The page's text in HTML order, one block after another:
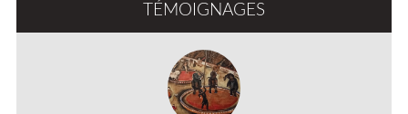
TÉMOIGNAGES